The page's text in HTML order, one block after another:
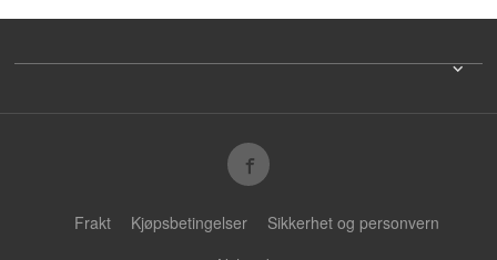
Frakt Kjøpsbetingelser
Sikkerhet og personvern